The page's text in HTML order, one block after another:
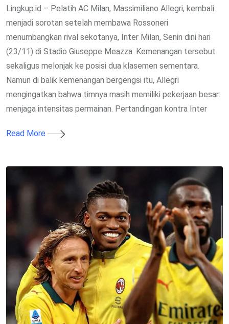
Lingkup.id – Pelatih AC Milan, Massimiliano Allegri, kembali
menjadi sorotan setelah membawa Rossoneri
menumbangkan rival sekotanya, Inter Milan, Senin dini hari
(23/11) di Stadio Giuseppe Meazza. Kemenangan tersebut
sekaligus melonjak ke posisi dua klasemen sementara.
Namun di balik kemenangan bergengsi itu, Allegri
mengingatkan bahwa timnya masih memiliki pekerjaan besar:
menjaga intensitas permainan. Pertandingan kontra Inter
Read More